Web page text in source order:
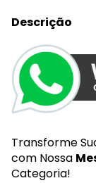
Descrição
Transforme
com Nossa
Categoria!